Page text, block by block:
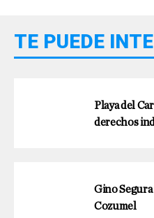
TE PUEDE
Playa del
derechos
Gino
Cozumel